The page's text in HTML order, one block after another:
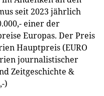
seit 2023 jährlich
einer der
Europas. Der Preis
Hauptpreis (EURO
journalistischer
Zeitgeschichte &
)